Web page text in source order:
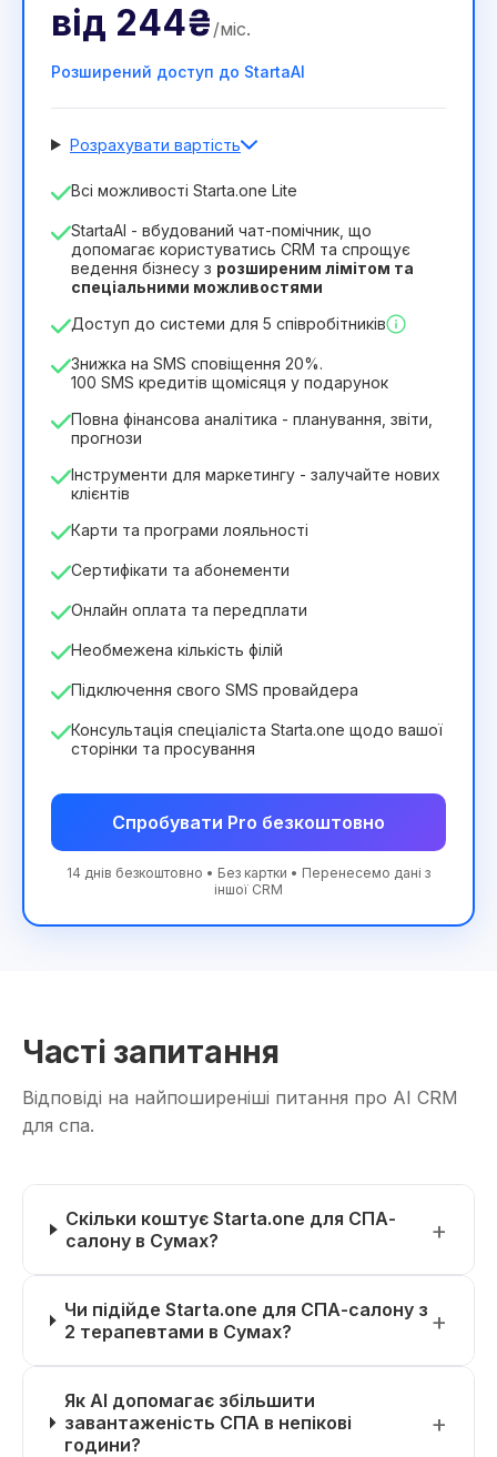
від 244₴ /міс.
Розширений доступ до StartaAI
Розрахувати вартість
Кількість співробітників
Тривалість ліцензії
12 Months (знижка -25%) Вигідний
349₴ 244₴ /місяць
Всі можливості Starta.one Lite
StartaAI - вбудований чат-помічник, що
допомагає користуватись CRM та спрощує
ведення бізнесу з розширеним лімітом та
спеціальними можливостями
Доступ до системи для 5 співробітників
Знижка на SMS сповіщення 20%.
100 SMS кредитів щомісяця у подарунок
Повна фінансова аналітика - планування, звіти,
прогнози
Інструменти для маркетингу - залучайте нових
клієнтів
Карти та програми лояльності
Сертифікати та абонементи
Онлайн оплата та передплати
Необмежена кількість філій
Підключення свого SMS провайдера
Консультація спеціаліста Starta.one щодо вашої
сторінки та просування
Спробувати Pro безкоштовно
14 днів безкоштовно • Без картки • Перенесемо дані з
іншої CRM
Часті запитання
Відповіді на найпоширеніші питання про AI CRM
для спа.
Скільки коштує Starta.one для СПА-
салону в Сумах?
Чи підійде Starta.one для СПА-салону з
2 терапевтами в Сумах?
Як AI допомагає збільшити
завантаженість СПА в непікові
години?